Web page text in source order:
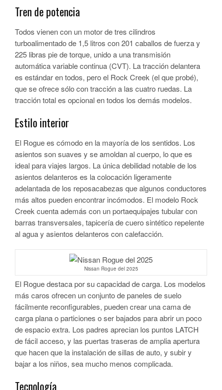
Tren de potencia
Todos vienen con un motor de tres cilindros
turboalimentado de 1,5 litros con 201 caballos de fuerza y
225 libras pie de torque, unido a una transmisión
automática variable continua (CVT). La tracción delantera
es estándar en todos, pero el Rock Creek (el que probé),
que se ofrece sólo con tracción a las cuatro ruedas. La
tracción total es opcional en todos los demás modelos.
Estilo interior
El Rogue es cómodo en la mayoría de los sentidos. Los
asientos son suaves y se amoldan al cuerpo, lo que es
ideal para viajes largos. La única debilidad notable de los
asientos delanteros es la colocación ligeramente
adelantada de los reposacabezas que algunos conductores
más altos pueden encontrar incómodos. El modelo Rock
Creek cuenta además con un portaequipajes tubular con
barras transversales, tapicería de cuero sintético repelente
al agua y asientos delanteros con calefacción.
Nissan Rogue del 2025
El Rogue destaca por su capacidad de carga. Los modelos
más caros ofrecen un conjunto de paneles de suelo
fácilmente reconfigurables, pueden crear una cama de
carga plana o particiones o ser bajados para abrir un poco
de espacio extra. Los padres aprecian los puntos LATCH
de fácil acceso, y las puertas traseras de amplia apertura
que hacen que la instalación de sillas de auto, y subir y
bajar a los niños, sea mucho menos complicada.
Tecnología